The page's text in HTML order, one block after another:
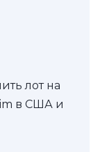
лот на
в США и